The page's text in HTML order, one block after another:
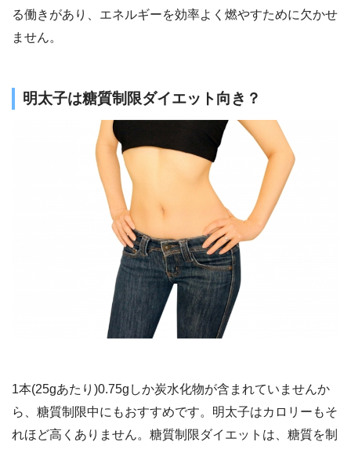
る働きがあり、エネルギーを効率よく燃やすために欠かせ
ません。
明太子は糖質制限ダイエット向き？
1本(25gあたり)0.75gしか炭水化物が含まれていませんか
ら、糖質制限中にもおすすめです。明太子はカロリーもそ
れほど高くありません。糖質制限ダイエットは、糖質を制